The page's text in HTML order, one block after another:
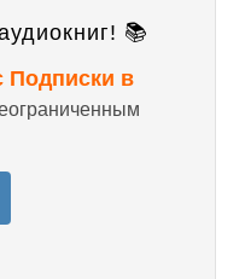
📚
Подписки в